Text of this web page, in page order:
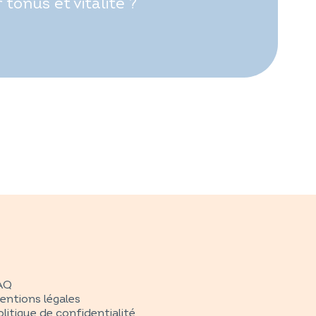
légales
de confidentialité